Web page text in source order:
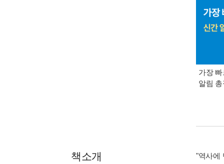
가장
알림
책소개
"역사에